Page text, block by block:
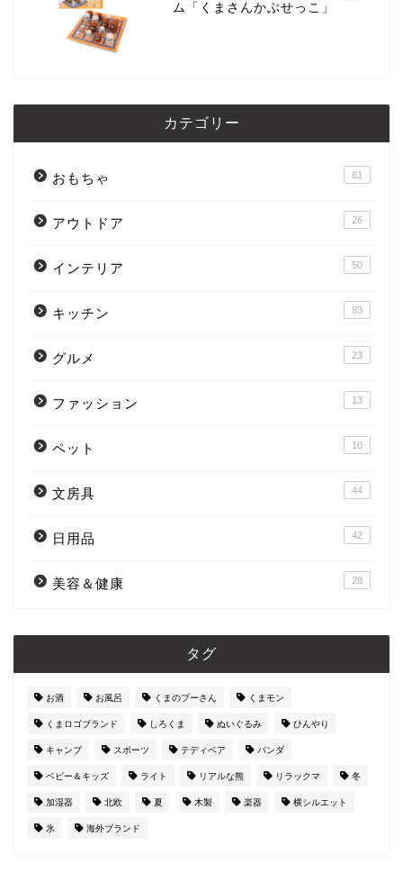
ム「くまさんかぶせっこ」
カテゴリー
おもちゃ 61
アウトドア 26
インテリア 50
キッチン 83
グルメ 23
ファッション 13
ペット 10
文房具 44
日用品 42
美容＆健康 28
タグ
お酒 お風呂 くまのプーさん くまモン
くまロゴブランド しろくま ぬいぐるみ ひんやり
キャンプ スポーツ テディベア パンダ
ベビー＆キッズ ライト リアルな熊 リラックマ 冬
加湿器 北欧 夏 木製 楽器 横シルエット
氷 海外ブランド